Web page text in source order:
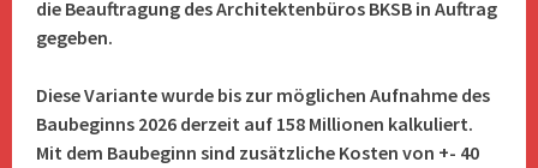
die Beauftragung des Architektenbüros BKSB in Auftrag
gegeben.
Diese Variante wurde bis zur möglichen Aufnahme des
Baubeginns 2026 derzeit auf 158 Millionen kalkuliert.
Mit dem Baubeginn sind zusätzliche Kosten von +- 40